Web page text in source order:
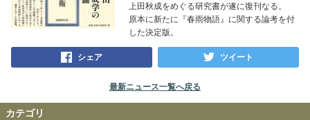
上田秋成をめぐる研究書が遂に復刊なる。
原本に新たに『春雨物語』に関する論考を付
した決定版。
シェア ツイート
最新ニュース一覧へ戻る
カテゴリ